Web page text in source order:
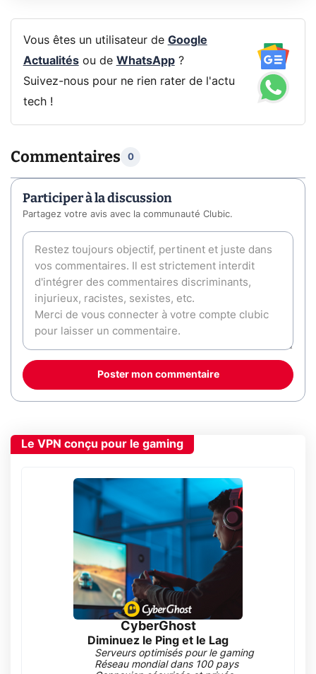
Vous êtes un utilisateur de Google
Actualitésou de WhatsApp?
Suivez-nous pour ne rien rater de l'actu
tech !
Commentaires 0
Participer à la discussion
Partagez votre avis avec la communauté Clubic.
Poster mon commentaire
Le VPN conçu pour le gaming
CyberGhost
Diminuez le Ping et le Lag
Serveurs optimisés pour le gaming
Réseau mondial dans 100 pays